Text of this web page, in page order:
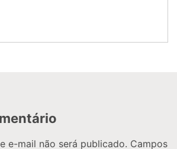
e-mail não será publicado. Campos